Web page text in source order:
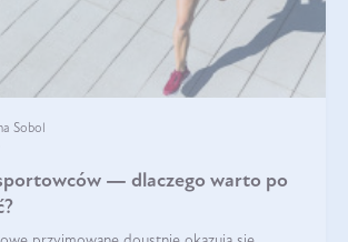
Sobol
— dlaczego warto po